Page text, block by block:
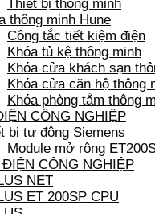
Thiết bị thông minh
thông minh Hune
Công tắc tiết kiệm điện
Khóa tủ kệ thông minh
Khóa cửa khách sạn
Khóa cửa căn hộ thông
Khóa phòng tắm thông
CÔNG NGHIỆP
bị tự động Siemens
Module mở rộng
CÔNG NGHIỆP
NET
ET 200SP CPU